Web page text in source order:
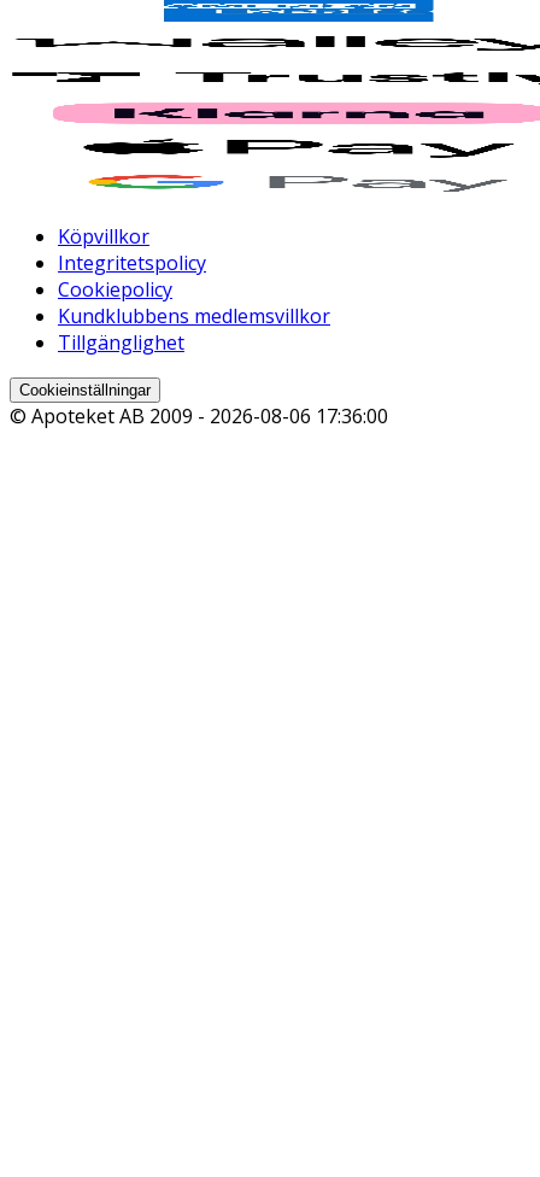
Köpvillkor
Integritetspolicy
Cookiepolicy
Kundklubbens medlemsvillkor
Tillgänglighet
Cookieinställningar
© Apoteket AB 2009 - 2026-08-06 17:36:00